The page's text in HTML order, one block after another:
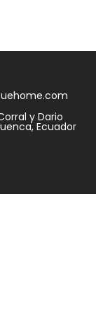
y Dario
Ecuador